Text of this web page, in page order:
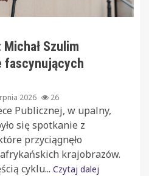
Szulim
fascynujących
2026 26
Publicznej, w upalny,
się spotkanie z
przyciągnęło
krajobrazów.
cyklu... Czytaj dalej